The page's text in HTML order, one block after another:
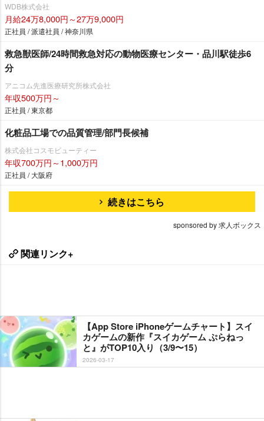
WDB株式会社
月給24万8,000円～27万9,000円
正社員 / 派遣社員 / 神奈川県
救急獣医師/24時間救急対応の動物医療センター・品川駅徒歩6
分
アニコム先進医療研究所株式会社
年収500万円～
正社員 / 東京都
化粧品工場での品質管理/部門長候補
株式会社コスモビューティー
年収700万円～1,000万円
正社員 / 大阪府
続きはこちら
sponsored by 求人ボックス
関連リンク+
【App Store iPhoneゲームチャート】スイ
カゲームの新作『スイカゲーム ぷらねっ
と』がTOP10入り（3/9〜15）
2026-03-17